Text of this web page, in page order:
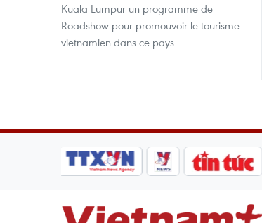
Kuala Lumpur un programme de
Roadshow pour promouvoir le tourisme
vietnamien dans ce pays